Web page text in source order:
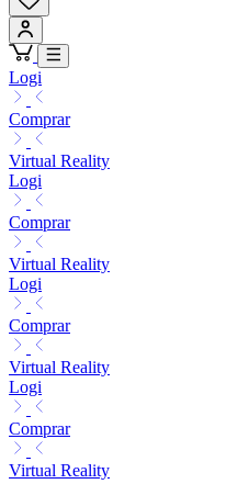
Logi
Comprar
Virtual Reality
Logi
Comprar
Virtual Reality
Logi
Comprar
Virtual Reality
Logi
Comprar
Virtual Reality